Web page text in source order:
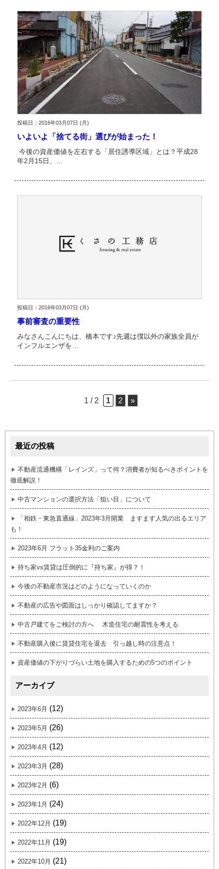
投稿日：2016年03月07日 (月)
いよいよ「捨てる街」選びが始まった！
今後の資産価値を左右する「居住誘導区域」とは？平成28
年2月15日、…
投稿日：2016年03月07日 (月)
事前審査の重要性
みなさんこんにちは、橋本です♪先週は僕以外の家族全員が
インフルエンザを…
1 / 2 1 2 »
最近の投稿
不動産流通機構「レインズ」って何？消費者が知るべきポイントを
徹底解説！
中古マンションの選択方法「狙い目」について
「相鉄・東急直通線」2023年3月開業 ますます人気の出るエリア
も！
2023年6月 フラット35金利のご案内
持ち家vs賃貸は圧倒的に『持ち家』が得？！
今後の不動産市況はどのようになっていくのか
不動産の広告や図面はしっかり確認してますか？
中古戸建てをご検討の方へ 木造住宅の耐震性を考える
不動産購入後に賃貸住宅を退去 引っ越し時の注意点！
資産価値の下がりづらい土地を購入するための5つのポイント
アーカイブ
2023年6月 (12)
2023年5月 (26)
2023年4月 (12)
2023年3月 (28)
2023年2月 (6)
2023年1月 (24)
2022年12月 (19)
2022年11月 (19)
2022年10月 (21)